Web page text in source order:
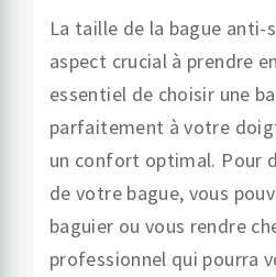
La taille de la bague
aspect crucial à prendre
essentiel de choisir une
parfaitement à votre
un confort optimal. Pour
de votre bague, vous
baguier ou vous rendre
professionnel qui pourra